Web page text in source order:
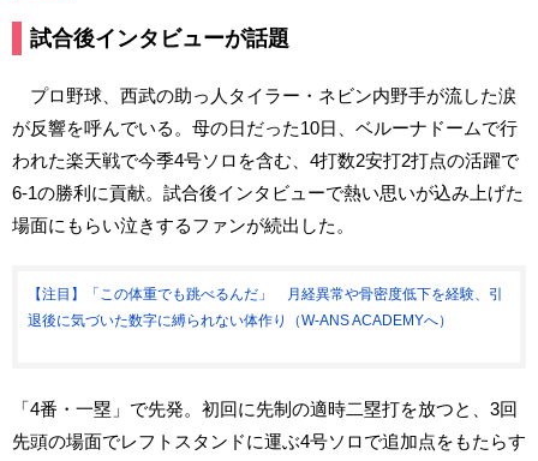
試合後インタビューが話題
プロ野球、西武の助っ人タイラー・ネビン内野手が流した涙
が反響を呼んでいる。母の日だった10日、ベルーナドームで行
われた楽天戦で今季4号ソロを含む、4打数2安打2打点の活躍で
6-1の勝利に貢献。試合後インタビューで熱い思いが込み上げた
場面にもらい泣きするファンが続出した。
【注目】「この体重でも跳べるんだ」 月経異常や骨密度低下を経験、引
退後に気づいた数字に縛られない体作り（W-ANS ACADEMYへ）
「4番・一塁」で先発。初回に先制の適時二塁打を放つと、3回
先頭の場面でレフトスタンドに運ぶ4号ソロで追加点をもたらす